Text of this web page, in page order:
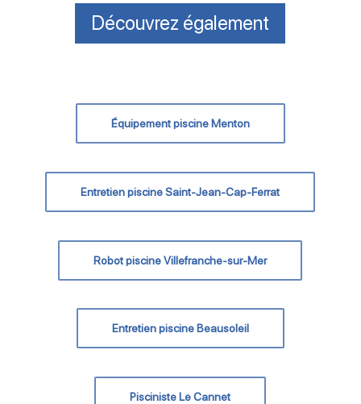
Découvrez également
Équipement piscine Menton
Entretien piscine Saint-Jean-Cap-Ferrat
Robot piscine Villefranche-sur-Mer
Entretien piscine Beausoleil
Pisciniste Le Cannet